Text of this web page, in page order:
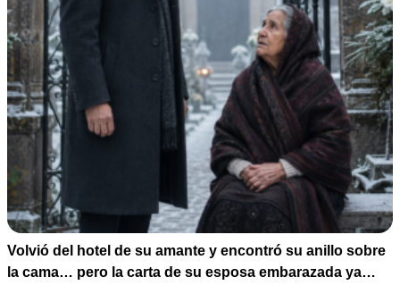
Volvió del hotel de su amante y encontró su anillo sobre
la cama… pero la carta de su esposa embarazada ya